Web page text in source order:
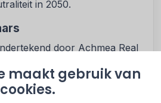
maakt gebruik van
cookies.
in 2050.
door Achmea Real
Management, de
NLV, Rochdale, Vesteda,